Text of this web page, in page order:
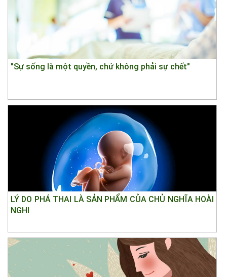
"Sự sống là một quyền, chứ không phải sự chết"
LÝ DO PHÁ THAI LÀ SẢN PHẨM CỦA CHỦ NGHĨA HOÀI
NGHI